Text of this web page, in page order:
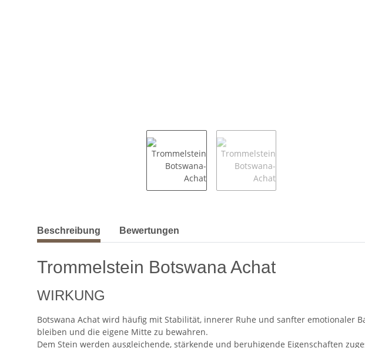
weitere Registerkarten anzeigen
Beschreibung Bewertungen
Trommelstein Botswana Achat
WIRKUNG
Botswana Achat wird häufig mit Stabilität, innerer Ruhe und sanfter emotionaler
bleiben und die eigene Mitte zu bewahren.
Dem Stein werden ausgleichende, stärkende und beruhigende Eigenschaften